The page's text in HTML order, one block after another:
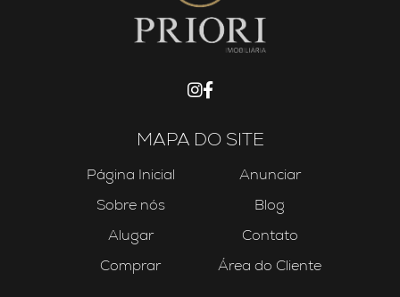
MAPA DO SITE
Página Inicial
Sobre nós
Alugar
Comprar
Anunciar
Blog
Contato
Área do Cliente